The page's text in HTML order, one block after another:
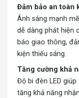
Đảm bảo an toàn
Ánh sáng mạnh
dễ dàng phát hiện
báo giao thông,
kiện thiếu sáng.
Tăng cường khả
Độ bi đèn LED
tăng khả năng